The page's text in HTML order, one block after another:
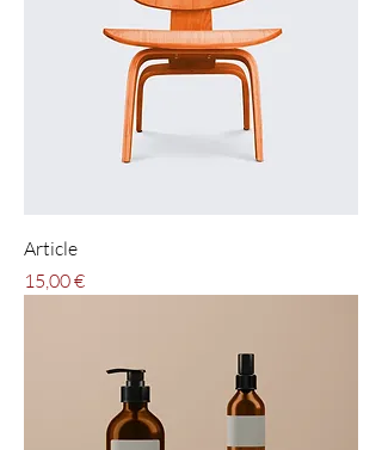
Article
Pris
15,00 €